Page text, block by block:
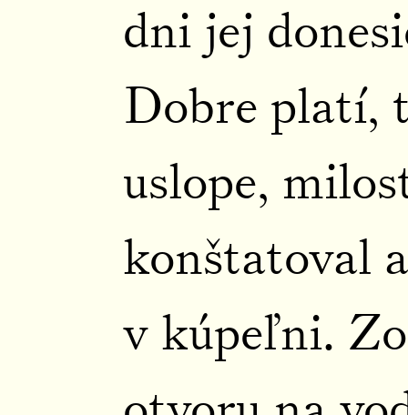
dni jej
Dobre platí,
uslope,
konštatoval
v kúpeľni.